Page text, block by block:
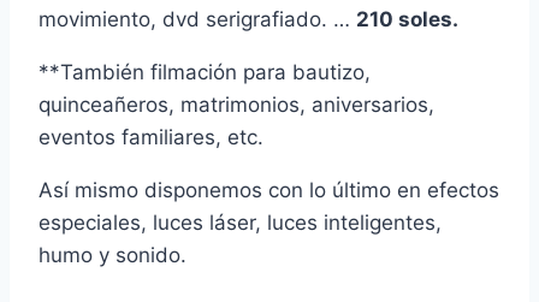
movimiento, dvd serigrafiado. … 210 soles.
**También filmación para bautizo,
quinceañeros, matrimonios, aniversarios,
eventos familiares, etc.
Así mismo disponemos con lo último en efectos
especiales, luces láser, luces inteligentes,
humo y sonido.